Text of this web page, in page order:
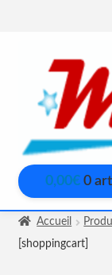
navigation
contenu
Accueil
Checkout
0,00€ 0
Accueil
[shoppingcart]